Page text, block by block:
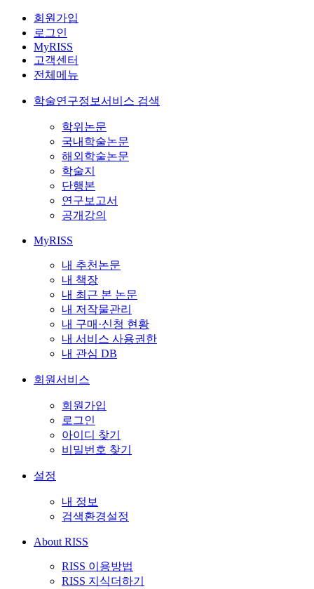
회원가입
로그인
MyRISS
고객센터
전체메뉴
학술연구정보서비스 검색
학위논문
국내학술논문
해외학술논문
학술지
단행본
연구보고서
공개강의
MyRISS
내 추천논문
내 책장
내 최근 본 논문
내 저작물관리
내 구매·신청 현황
내 서비스 사용권한
내 관심 DB
회원서비스
회원가입
로그인
아이디 찾기
비밀번호 찾기
설정
내 정보
검색환경설정
About RISS
RISS 이용방법
RISS 지식더하기